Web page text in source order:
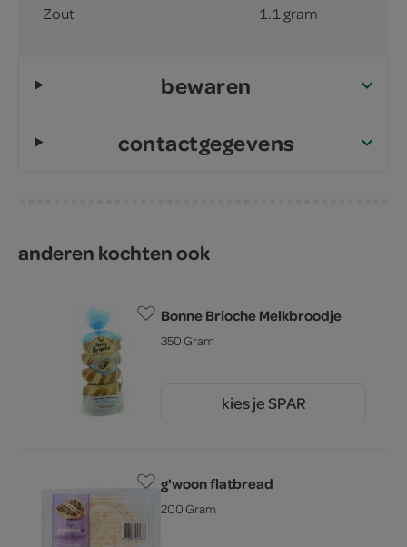
Zout 1.1 gram
bewaren
contactgegevens
anderen kochten ook
Bonne Brioche Melkbroodje
350 Gram
kies je SPAR
g'woon flatbread
200 Gram